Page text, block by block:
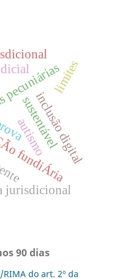
sustentável
fundiÁria
jurisdicional
inclusão digital
limites
autismo
90 dias
do art. 2º da